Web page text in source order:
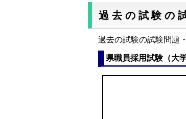
過去の試験の
過去の試験の試験問題
県職員採用試験（大